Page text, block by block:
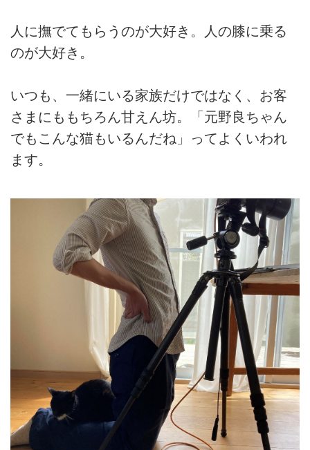
人に撫でてもらうのが大好き。人の膝に乗る
のが大好き。
いつも、一緒にいる家族だけではなく、お客
さまにももちろん甘えん坊。「元野良ちゃん
でもこんな猫もいるんだね」ってよくいわれ
ます。